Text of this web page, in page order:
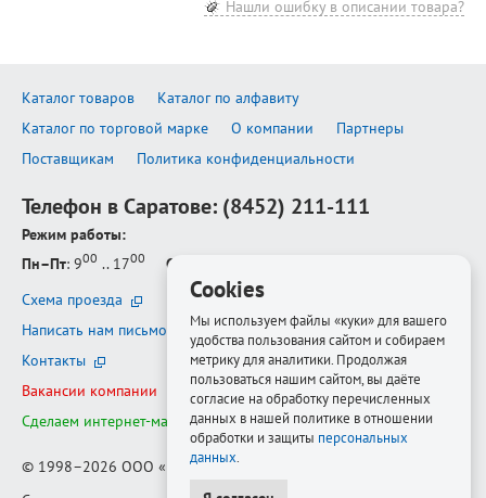
Нашли ошибку в описании товара?
Каталог товаров
Каталог по алфавиту
Каталог по торговой марке
О компании
Партнеры
Поставщикам
Политика конфиденциальности
Телефон в Саратове: (8452) 211-111
Режим работы:
Пн–Пт: 900 .. 1700 Сб–Вс
Схема проезда
Написать нам письмо
Контакты
Вакансии компании
Сделаем интернет-магазин ещё лучше
© 1998–2026 ООО «Белфорт-РМ»
Cookies
Мы используем файлы «куки» для вашего
удобства пользования сайтом и собираем
метрику для аналитики. Продолжая
пользоваться нашим сайтом, вы даёте
согласие на обработку перечисленных
данных в нашей политике в отношении
обработки и защиты персональных
данных